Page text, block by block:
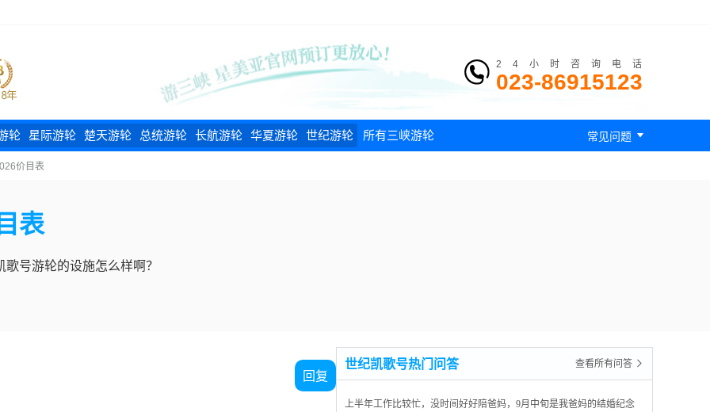
24小时咨询电话
023-86915123
轮 星际游轮 楚天游轮 总统游轮 长航游轮 华夏游轮 世纪游轮 所有三峡游轮 常见问题 
价目表
表
号游轮的设施怎么样啊？
回复
世纪凯歌号热门问答 查看所有问答 
上半年工作比较忙，没时间好好陪爸妈，9月中旬是我爸妈的结婚纪念